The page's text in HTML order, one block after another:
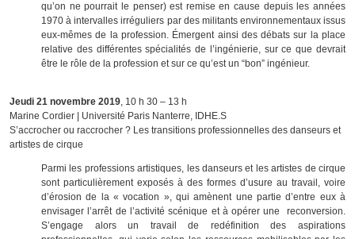
qu’on ne pourrait le penser) est remise en cause depuis les années
1970 à intervalles irréguliers par des militants environnementaux issus
eux-mêmes de la profession. Émergent ainsi des débats sur la place
relative des différentes spécialités de l’ingénierie, sur ce que devrait
être le rôle de la profession et sur ce qu’est un “bon” ingénieur.
Jeudi 21 novembre 2019, 10 h 30 – 13 h
Marine Cordier | Université Paris Nanterre, IDHE.S
S’accrocher ou raccrocher ? Les transitions professionnelles des danseurs et
artistes de cirque
Parmi les professions artistiques, les danseurs et les artistes de cirque
sont particulièrement exposés à des formes d’usure au travail, voire
d’érosion de la « vocation », qui amènent une partie d’entre eux à
envisager l’arrêt de l’activité scénique et à opérer une reconversion.
S’engage alors un travail de redéfinition des aspirations